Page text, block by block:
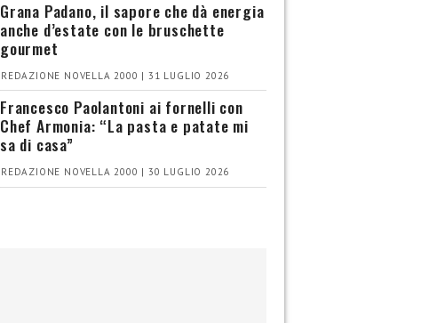
Grana Padano, il sapore che dà energia
anche d’estate con le bruschette
gourmet
REDAZIONE NOVELLA 2000 | 31 LUGLIO 2026
Francesco Paolantoni ai fornelli con
Chef Armonia: “La pasta e patate mi
sa di casa”
REDAZIONE NOVELLA 2000 | 30 LUGLIO 2026